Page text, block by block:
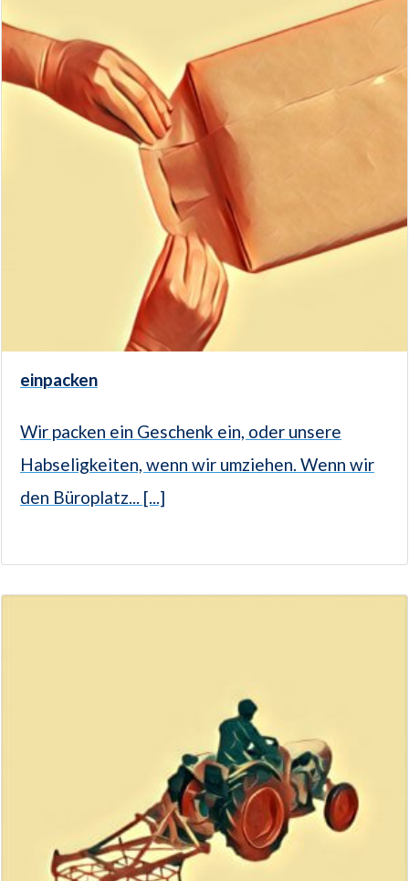
einpacken
Wir packen ein Geschenk ein, oder unsere
Habseligkeiten, wenn wir umziehen. Wenn wir
den Büroplatz... [...]